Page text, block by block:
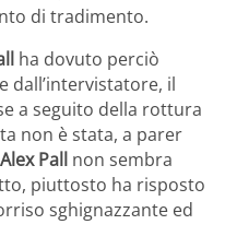
di tradimento.
ha dovuto perciò
dall’intervistatore, il
a seguito della rottura
non è stata, a parer
Alex Pall non sembra
piuttosto ha risposto
sghignazzante ed